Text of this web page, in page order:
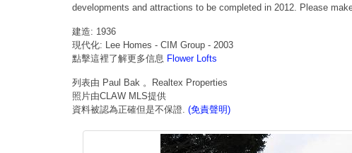
developments and attractions to be completed in 2012. Please
建造: 1936
現代化: Lee Homes - CIM Group - 2003
點擊這裡了解更多信息 Flower Lofts
列表由 Paul Bak 。Realtex Properties
照片由CLAW MLS提供
資料被認為正確但是不保證. (免責聲明)